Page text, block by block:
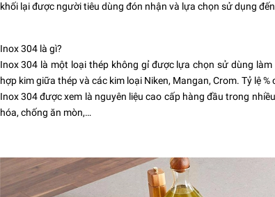
khối lại được người tiêu dùng đón nhận và lựa chọn sử dụng
Inox 304 là gì?
Inox 304 là một loại thép không gỉ được lựa chọn sử dùng
hợp kim giữa thép và các kim loại Niken, Mangan, Crom. Tỷ lệ
Inox 304 được xem là nguyên liệu cao cấp hàng đầu trong
hóa, chống ăn mòn,…